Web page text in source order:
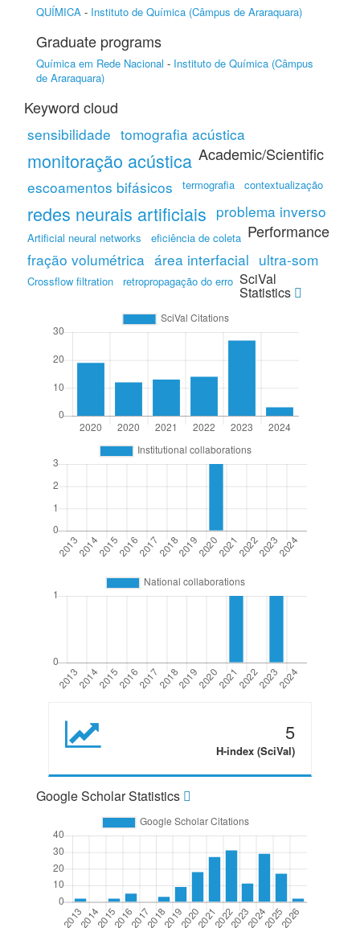
QUÍMICA - Instituto de Química (Câmpus de Araraquara)
Graduate programs
Química em Rede Nacional - Instituto de Química (Câmpus
de Araraquara)
Keyword cloud
sensibilidade tomografia acústica
monitoração acústica
escoamentos bifásicos termografia contextualização
redes neurais artificiais problema inverso
Artificial neural networks eficiência de coleta
fração volumétrica área interfacial ultra-som
Crossflow filtration retropropagação do erro
Academic/Scientific
Performance
SciVal
Statistics
5
H-index (SciVal)
Google Scholar Statistics